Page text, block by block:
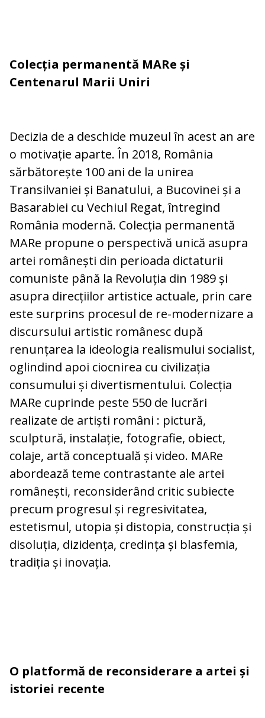
Colecția permanentă MARe și
Centenarul Marii Uniri
Decizia de a deschide muzeul în acest an are
o motivație aparte. În 2018, România
sărbătorește 100 ani de la unirea
Transilvaniei și Banatului, a Bucovinei și a
Basarabiei cu Vechiul Regat, întregind
România modernă. Colecția permanentă
MARe propune o perspectivă unică asupra
artei românești din perioada dictaturii
comuniste până la Revoluția din 1989 și
asupra direcțiilor artistice actuale, prin care
este surprins procesul de re-modernizare a
discursului artistic românesc după
renunțarea la ideologia realismului socialist,
oglindind apoi ciocnirea cu civilizația
consumului și divertismentului. Colecția
MARe cuprinde peste 550 de lucrări
realizate de artiști români : pictură,
sculptură, instalație, fotografie, obiect,
colaje, artă conceptuală și video. MARe
abordează teme contrastante ale artei
românești, reconsiderând critic subiecte
precum progresul și regresivitatea,
estetismul, utopia și distopia, construcția și
disoluția, dizidența, credința și blasfemia,
tradiția și inovația.
O platformă de reconsiderare a artei și
istoriei recente